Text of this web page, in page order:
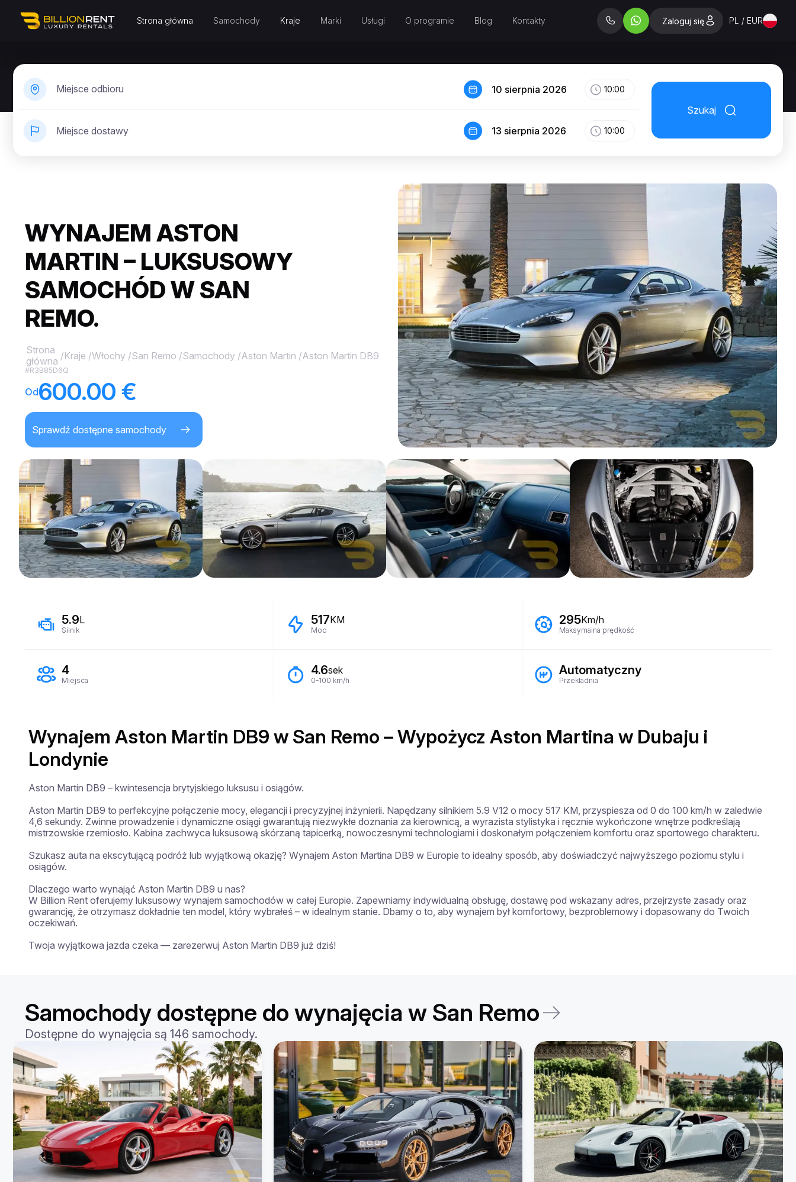
Strona główna Samochody Kraje Marki Usługi O programie Blog Kontakty Zaloguj się PL / EUR
Miejsce odbioru
Miejsce dostawy
10 sierpnia 2026 10:00
13 sierpnia 2026 10:00
Szukaj
WYNAJEM ASTON
MARTIN – LUKSUSOWY
SAMOCHÓD W SAN
REMO.
Strona
główna /Kraje /Włochy /San Remo /Samochody /Aston Martin /Aston Martin DB9
#R3B85D6Q
Od600.00 €
Sprawdź dostępne samochody
5.9L
Silnik
517KM
Moc
295Km/h
Maksymalna prędkość
4
Miejsca
4.6sek
0-100 km/h
Automatyczny
Przekładnia
Wynajem Aston Martin DB9 w San Remo – Wypożycz Aston Martina w Dubaju i
Londynie
Aston Martin DB9 – kwintesencja brytyjskiego luksusu i osiągów.
Aston Martin DB9 to perfekcyjne połączenie mocy, elegancji i precyzyjnej inżynierii. Napędzany silnikiem 5.9 V12 o mocy 517 KM, przyspiesza od 0 do 100 km/h w zaledwie
4,6 sekundy. Zwinne prowadzenie i dynamiczne osiągi gwarantują niezwykłe doznania za kierownicą, a wyrazista stylistyka i ręcznie wykończone wnętrze podkreślają
mistrzowskie rzemiosło. Kabina zachwyca luksusową skórzaną tapicerką, nowoczesnymi technologiami i doskonałym połączeniem komfortu oraz sportowego charakteru.
Szukasz auta na ekscytującą podróż lub wyjątkową okazję? Wynajem Aston Martina DB9 w Europie to idealny sposób, aby doświadczyć najwyższego poziomu stylu i
osiągów.
Dlaczego warto wynająć Aston Martin DB9 u nas?
W Billion Rent oferujemy luksusowy wynajem samochodów w całej Europie. Zapewniamy indywidualną obsługę, dostawę pod wskazany adres, przejrzyste zasady oraz
gwarancję, że otrzymasz dokładnie ten model, który wybrałeś – w idealnym stanie. Dbamy o to, aby wynajem był komfortowy, bezproblemowy i dopasowany do Twoich
oczekiwań.
Twoja wyjątkowa jazda czeka — zarezerwuj Aston Martin DB9 już dziś!
Samochody dostępne do wynajęcia w San Remo
Dostępne do wynajęcia są 146 samochody.